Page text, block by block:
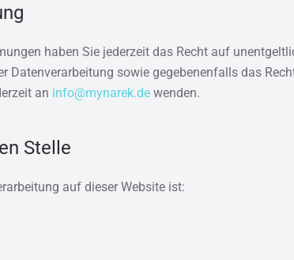
haben Sie jederzeit das Recht auf
Datenverarbeitung sowie gegebenenfalls das
an info@mynarek.de wenden.
Stelle
auf dieser Website ist: